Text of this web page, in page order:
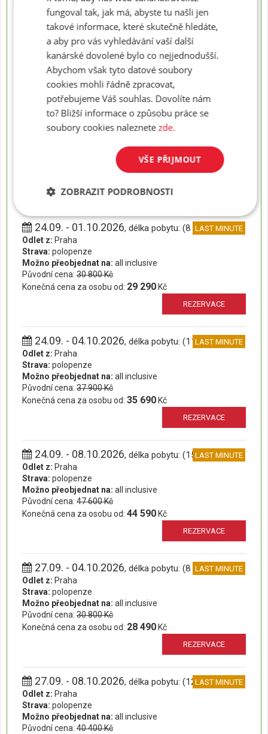
20.09. - 01.10.2026, délka pobytu: (12 dní)
Praha
Strava:polopenze
Možno přeobjednat na:all inclusive
Konečná cena za osobu od: 40 400 Kč
20.09. - 04.10.2026, délka pobytu: (15 dní)
all inclusive
Konečná cena za osobu od:47 600Kč
24.09. - 01.10.2026, délka pobytu: (8 dní)LAST MINUTE
Odlet z: Praha
Strava: polopenze
Možno přeobjednat na: all inclusive
Původní cena: 30 800 Kč
Konečná cena za osobu od: 29 290 Kč
REZERVACE
24.09. - 04.10.2026, délka pobytu: (11 dní)LAST MINUTE
Odlet z: Praha
Strava: polopenze
Možno přeobjednat na: all inclusive
Původní cena: 37 900 Kč
Konečná cena za osobu od: 35 690 Kč
REZERVACE
24.09. - 08.10.2026, délka pobytu: (15 dní)LAST MINUTE
Odlet z: Praha
Strava: polopenze
Možno přeobjednat na: all inclusive
Původní cena: 47 600 Kč
Konečná cena za osobu od: 44 590 Kč
REZERVACE
27.09. - 04.10.2026, délka pobytu: (8 dní)LAST MINUTE
Odlet z: Praha
Strava: polopenze
Možno přeobjednat na: all inclusive
Původní cena: 30 800 Kč
Konečná cena za osobu od: 28 490 Kč
REZERVACE
27.09. - 08.10.2026, délka pobytu: (12 dní)LAST MINUTE
Odlet z: Praha
Strava: polopenze
Možno přeobjednat na: all inclusive
Původní cena: 40 400 Kč
fungoval tak, jak má, abyste tu našli jen
takové informace, které skutečně hledáte,
a aby pro vás vyhledávání vaší další
kanárské dovolené bylo co nejjednodušší.
Abychom však tyto datové soubory
cookies mohli řádně zpracovat,
potřebujeme Váš souhlas. Dovolíte nám
to? Bližší informace o způsobu práce se
soubory cookies naleznetezde.
VŠE PŘIJMOUT
ZOBRAZIT PODROBNOSTI